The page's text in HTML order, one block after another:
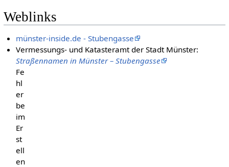
Weblinks
münster-inside.de - Stubengasse
Vermessungs- und Katasteramt der Stadt Münster:
Straßennamen in Münster – Stubengasse
Fe
hl
er
be
im
Er
st
ell
en